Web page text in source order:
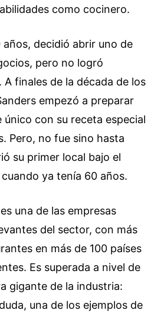
como cocinero.
decidió abrir uno de
pero no logró
A finales de la década de los
empezó a preparar
único con su receta especial
Pero, no fue sino hasta
su primer local bajo el
ya tenía 60 años.
una de las empresas
del sector, con más
en más de 100 países
Es superada a nivel de
gigante de la industria:
una de los ejemplos de